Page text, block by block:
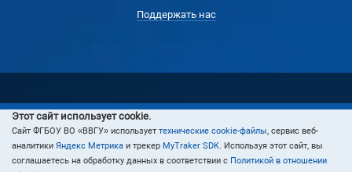
Поддержать нас
© 2024 Владивостокский государственный университет
Этот сайт использует cookie.
Cайт ФГБОУ ВО «ВВГУ» использует технические cookie-файлы, сервис веб-
аналитики Яндекс Метрика и трекер MyTraker SDK. Используя этот сайт, вы
соглашаетесь на обработку данных в соответствии с Политикой в отношении